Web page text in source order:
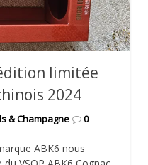
limitée
2024
& Champagne 0
ABK6 nous